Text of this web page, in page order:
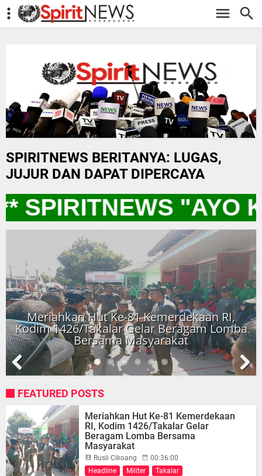
-->
SPIRITNEWS BERITANYA: LUGAS,
JUJUR DAN DAPAT DIPERCAYA
"AYO
Meriahkan Hut Ke-81 Kemerdekaan RI,
Kodim 1426/Takalar Gelar Beragam Lomba
Bersama Masyarakat
Pre
viou
s
Nex
Meriahkan Hut Ke-81 Kemerdekaan
RI, Kodim 1426/Takalar Gelar
Beragam Lomba Bersama
Masyarakat
Rusli Cikoang
00:36:00
Headline
Militer Takalar